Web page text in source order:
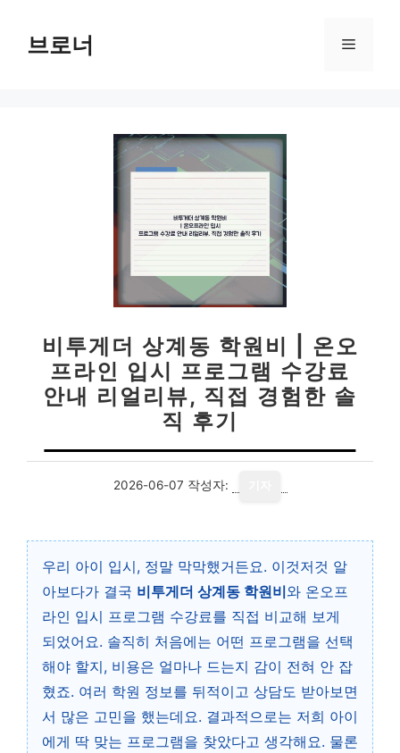
브로너 메
비투게더 상계동 학원비 | 온오
프라인 입시 프로그램 수강료
안내 리얼리뷰, 직접 경험한 솔
직 후기
2026-06-07 작성자:
우리 아이 입시, 정말 막막했거든요. 이것저것 알
아보다가 결국 비투게더 상계동 학원비와 온오프
라인 입시 프로그램 수강료를 직접 비교해 보게
되었어요. 솔직히 처음에는 어떤 프로그램을 선택
해야 할지, 비용은 얼마나 드는지 감이 전혀 안 잡
혔죠. 여러 학원 정보를 뒤적이고 상담도 받아보면
서 많은 고민을 했는데요. 결과적으로는 저희 아이
에게 딱 맞는 프로그램을 찾았다고 생각해요. 물론